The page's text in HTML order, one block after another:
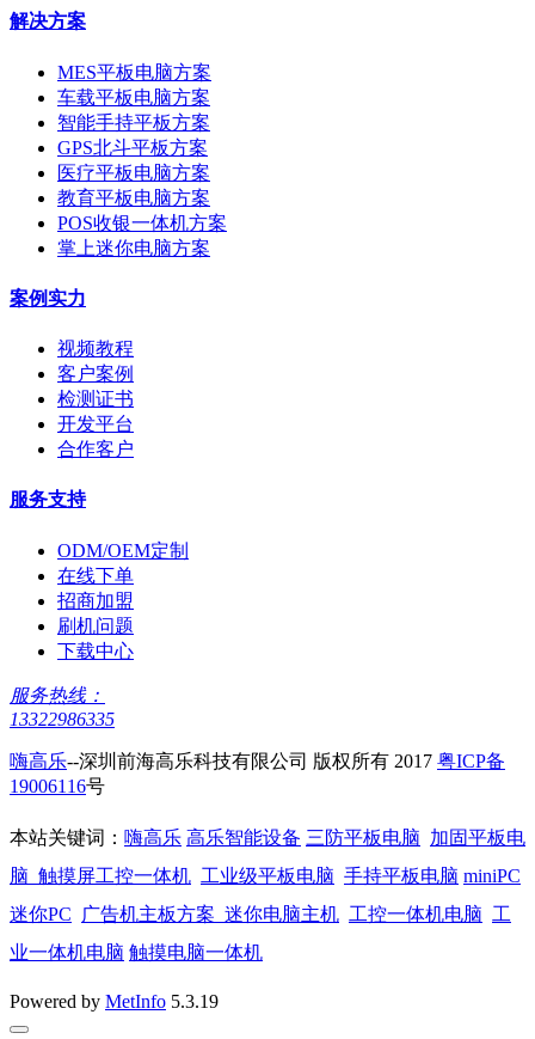
解决方案
MES平板电脑方案
车载平板电脑方案
智能手持平板方案
GPS北斗平板方案
医疗平板电脑方案
教育平板电脑方案
POS收银一体机方案
掌上迷你电脑方案
案例实力
视频教程
客户案例
检测证书
开发平台
合作客户
服务支持
ODM/OEM定制
在线下单
招商加盟
刷机问题
下载中心
服务热线：
13322986335
嗨高乐--深圳前海高乐科技有限公司 版权所有 2017 粤ICP备
19006116号
本站关键词： 嗨高乐 高乐智能设备 三防平板电脑 加固平板电
脑 触摸屏工控一体机 工业级平板电脑 手持平板电脑 miniPC
迷你PC
广告机主板方案 迷你电脑主机 工控一体机电脑 工
业一体机电脑 触摸电脑一体机
Powered by MetInfo 5.3.19